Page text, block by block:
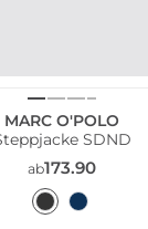
MARC O'POLO
SDND
ab173.90